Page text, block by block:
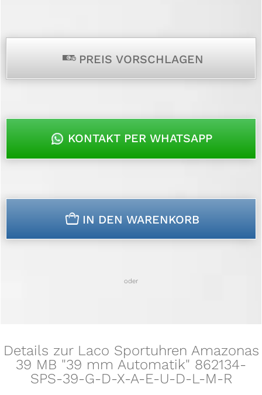
p PREIS VORSCHLAGEN
KONTAKT PER WHATSAPP
n IN DEN WARENKORB
oder
Details zur Laco Sportuhren Amazonas
39 MB "39 mm Automatik" 862134-
SPS-39-G-D-X-A-E-U-D-L-M-R